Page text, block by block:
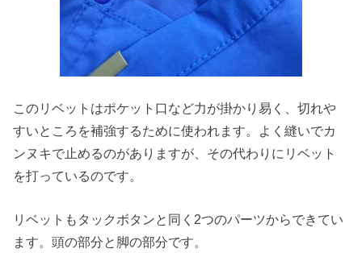
このリベットはポケット口など力が掛かり易く、切れや
すいところを補強するために使われます。よく縫いでカ
ンヌキで止めるのがありますが、その代わりにリベット
を打っているのです。
リベットもタックボタンと同く2つのパーツからできてい
ます。頭の部分と脚の部分です。